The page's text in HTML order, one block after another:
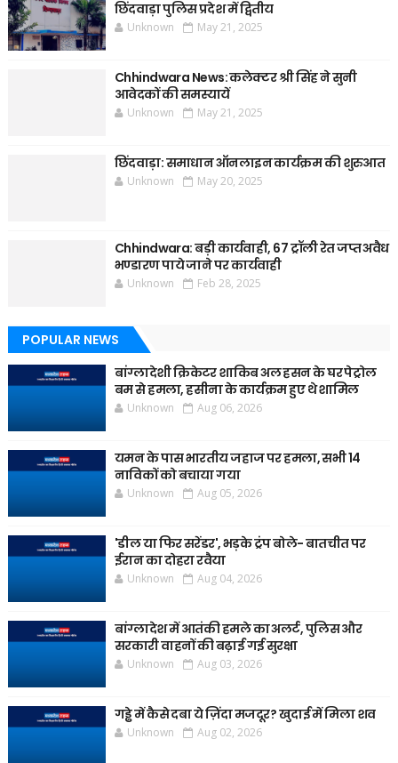
छिंदवाड़ा पुलिस प्रदेश में द्वितीय
Unknown May 21, 2025
Chhindwara News: कलेक्टर श्री सिंह ने सुनी
आवेदकों की समस्यायें
Unknown May 21, 2025
छिंदवाड़ा: समाधान ऑनलाइन कार्यक्रम की शुरुआत
Unknown May 20, 2025
Chhindwara: बड़ी कार्यवाही, 67 ट्रॉली रेत जप्त अवैध
भण्डारण पाये जाने पर कार्यवाही
Unknown Feb 28, 2025
POPULAR NEWS
बांग्लादेशी क्रिकेटर शाकिब अल हसन के घर पेट्रोल
बम से हमला, हसीना के कार्यक्रम हुए थे शामिल
Unknown Aug 06, 2026
यमन के पास भारतीय जहाज पर हमला, सभी 14
नाविकों को बचाया गया
Unknown Aug 05, 2026
'डील या फिर सरेंडर', भड़के ट्रंप बोले- बातचीत पर
ईरान का दोहरा रवैया
Unknown Aug 04, 2026
बांग्लादेश में आतंकी हमले का अलर्ट, पुलिस और
सरकारी वाहनों की बढ़ाई गई सुरक्षा
Unknown Aug 03, 2026
गड्ढे में कैसे दबा ये ज़िंदा मजदूर? खुदाई में मिला शव
Unknown Aug 02, 2026